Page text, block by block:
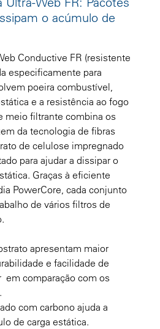
o acúmulo de
Conductive FR (resistente
especificamente para
poeira combustível,
e a resistência ao fogo
meio filtrante combina os
da tecnologia de fibras
de celulose impregnado
para ajudar a dissipar o
Graças à eficiente
PowerCore, cada conjunto
de vários filtros de
apresentam maior
e facilidade de
em comparação com os
com carbono ajuda a
de carga estática.